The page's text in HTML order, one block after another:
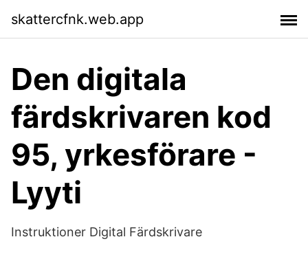
skattercfnk.web.app
Den digitala
färdskrivaren kod
95, yrkesförare -
Lyyti
Instruktioner Digital Färdskrivare